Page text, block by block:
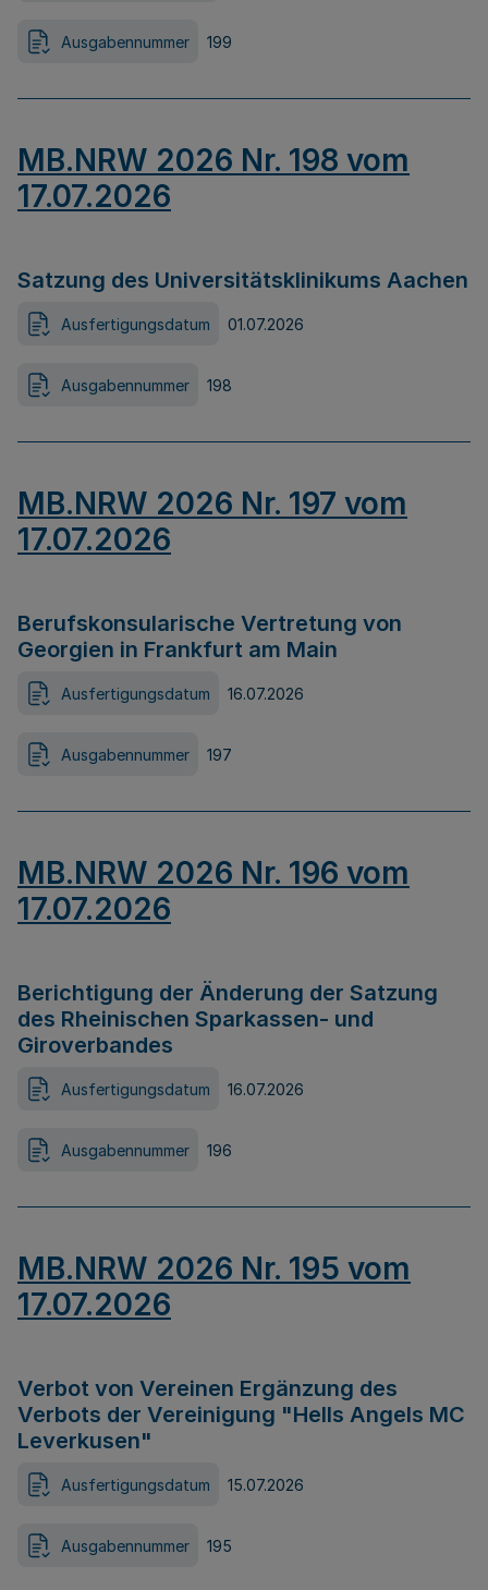
Ausgabennummer 199
MB.NRW 2026 Nr. 198 vom
17.07.2026
Satzung des Universitätsklinikums Aachen
Ausfertigungsdatum 01.07.2026
Ausgabennummer 198
MB.NRW 2026 Nr. 197 vom
17.07.2026
Berufskonsularische Vertretung von
Georgien in Frankfurt am Main
Ausfertigungsdatum 16.07.2026
Ausgabennummer 197
MB.NRW 2026 Nr. 196 vom
17.07.2026
Berichtigung der Änderung der Satzung
des Rheinischen Sparkassen- und
Giroverbandes
Ausfertigungsdatum 16.07.2026
Ausgabennummer 196
MB.NRW 2026 Nr. 195 vom
17.07.2026
Verbot von Vereinen Ergänzung des
Verbots der Vereinigung "Hells Angels MC
Leverkusen"
Ausfertigungsdatum 15.07.2026
Ausgabennummer 195